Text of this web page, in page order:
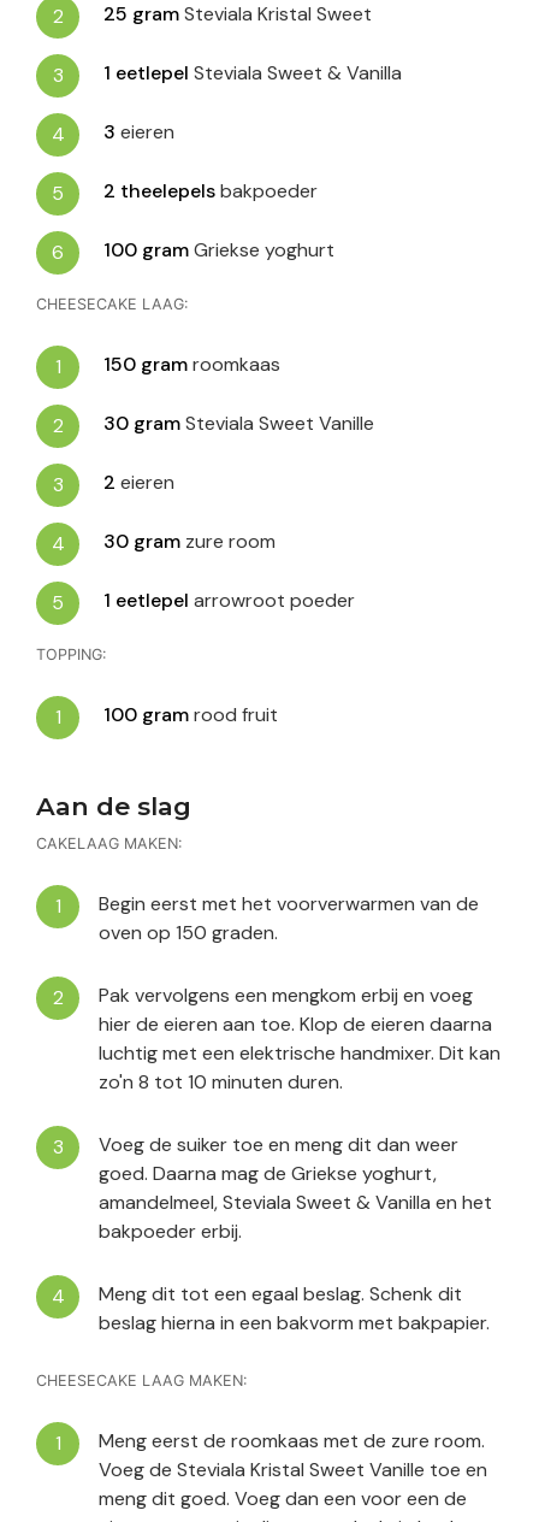
25 gramSteviala Kristal Sweet
1 eetlepel Steviala Sweet & Vanilla
3 eieren
2 theelepelsbakpoeder
100 gramGriekse yoghurt
CHEESECAKE LAAG:
150 gramroomkaas
30 gramSteviala Sweet Vanille
2 eieren
30 gram zure room
1 eetlepel arrowroot poeder
TOPPING:
100 gramrood fruit
Aan de slag
CAKELAAG MAKEN:
Begin eerst met het voorverwarmen van de
oven op 150 graden.
Pak vervolgens een mengkom erbij en voeg
hier de eieren aan toe. Klop de eieren daarna
luchtig met een elektrische handmixer. Dit kan
zo'n 8 tot 10 minuten duren.
Voeg de suiker toe en meng dit dan weer
goed. Daarna mag de Griekse yoghurt,
amandelmeel, Steviala Sweet & Vanilla en het
bakpoeder erbij.
Meng dit tot een egaal beslag. Schenk dit
beslag hierna in een bakvorm met bakpapier.
CHEESECAKE LAAG MAKEN:
Meng eerst de roomkaas met de zure room.
Voeg de Steviala Kristal Sweet Vanille toe en
meng dit goed. Voeg dan een voor een de